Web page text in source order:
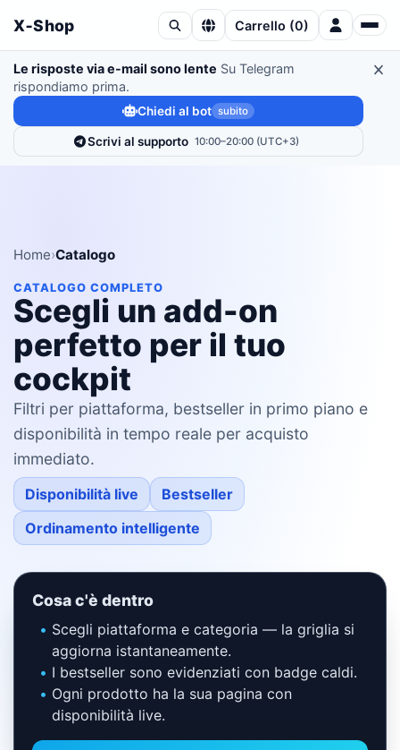
X‑Shop Carrello (0)
Le risposte via e-mail sono lente Su Telegram
rispondiamo prima.
Chiedi al bot subito
Scrivi al supporto 10:00–20:00 (UTC+3)
Home›Catalogo
CATALOGO COMPLETO
Scegli un add-on
perfetto per il tuo
cockpit
Filtri per piattaforma, bestseller in primo piano e
disponibilità in tempo reale per acquisto
immediato.
Disponibilità live
Bestseller
Ordinamento intelligente
Cosa c'è dentro
Scegli piattaforma e categoria — la griglia si
aggiorna istantaneamente.
I bestseller sono evidenziati con badge caldi.
Ogni prodotto ha la sua pagina con
disponibilità live.